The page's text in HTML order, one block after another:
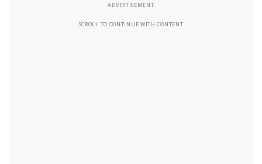
ADVERTISEMENT
SCROLL TO CONTINUE WITH CONTENT